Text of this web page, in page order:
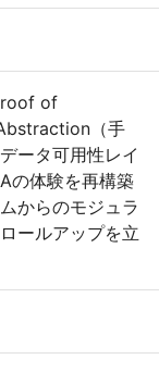
of
（手
ータ可用性レイ
の体験を再構築
からのモジュラ
ールアップを立